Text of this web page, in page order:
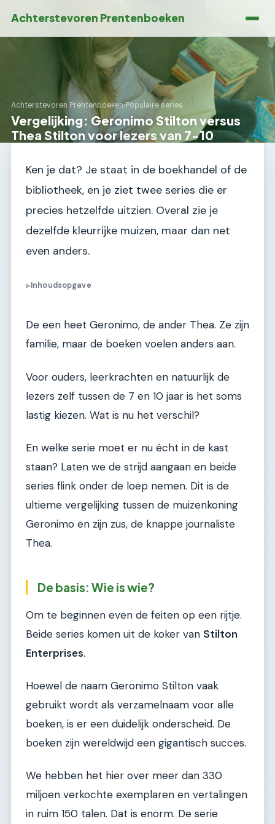
Achterstevoren Prentenboeken
Achterstevoren Prentenboeken›Populaire series
Vergelijking: Geronimo Stilton versus
Thea Stilton voor lezers van 7-10
Ken je dat? Je staat in de boekhandel of de
bibliotheek, en je ziet twee series die er
precies hetzelfde uitzien. Overal zie je
dezelfde kleurrijke muizen, maar dan net
even anders.
▶Inhoudsopgave
De een heet Geronimo, de ander Thea. Ze zijn
familie, maar de boeken voelen anders aan.
Voor ouders, leerkrachten en natuurlijk de
lezers zelf tussen de 7 en 10 jaar is het soms
lastig kiezen. Wat is nu het verschil?
En welke serie moet er nu écht in de kast
staan? Laten we de strijd aangaan en beide
series flink onder de loep nemen. Dit is de
ultieme vergelijking tussen de muizenkoning
Geronimo en zijn zus, de knappe journaliste
Thea.
De basis: Wie is wie?
Om te beginnen even de feiten op een rijtje.
Beide series komen uit de koker van Stilton
Enterprises.
Hoewel de naam Geronimo Stilton vaak
gebruikt wordt als verzamelnaam voor alle
boeken, is er een duidelijk onderscheid. De
boeken zijn wereldwijd een gigantisch succes.
We hebben het hier over meer dan 330
miljoen verkochte exemplaren en vertalingen
in ruim 150 talen. Dat is enorm. De serie